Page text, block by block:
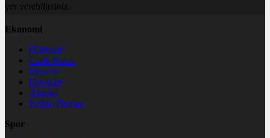
yer verebilirsiniz.
Ekonomi
Haberler
Canlı Borsa
Hisseler
Dövizler
Altınlar
Kripto Paralar
Spor